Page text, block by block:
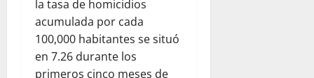
la tasa de homicidios
acumulada por cada
100,000 habitantes se situó
en 7.26 durante los
primeros cinco meses de